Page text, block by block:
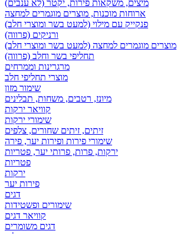
מיצים, משקאות פירות, יקטר (לא ענבים)
ארוחות מוכנות, מוצרים מוגמרים למחצה
פנקייק עם מילוי (למעט בשר ומוצרי חלב)
ורניקים (פרווה)
מוצרים מוגמרים למחצה (למעט בשר ומוצרי חלב)
תחליפי בשר וחלב (פרווה)
מרגרינות וממרחים
מוצרי תחליפי חלב
שימור מזון
מיונז, רטבים, משחות, תבלינים
קוויאר ירקות
שימורי ירקות
זיתים, זיתים שחורים, צלפים
שימורי פירות ופירות יער, פירה
ירקות, פרות, פרותי יער, פטריות
פטריות
ירקות
פירות יער
דגים
שימורים ופשטידות
קוויאר דגים
דגים משומרים